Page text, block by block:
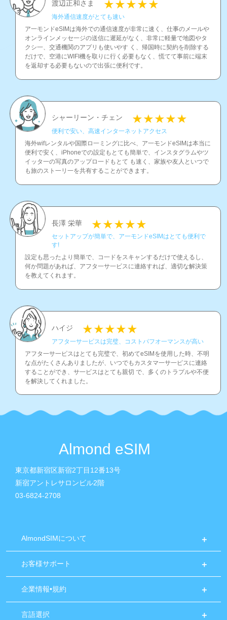
渡辺正和さま
海外通信速度がとても速い
ア一モンドeSIMは海外での通信速度が非常に速く、仕事のメ一ルや
オンラインメッセ一ジの送信に遲延がなく、非常に軽量で地図やタ
クシ一、交通機関のアプリも使いやす く、帰国時に契約を削除する
だけで、空港にWIFI機を取りに行く必要もなく、慌てて事前に端末
を返却する必要もないので出張に便利です。
シャーリーン・チェン
便利で安い、高速インタ一ネットアクセス
海外wifレンタルや国際ロ一ミングに比べ、ア一モンドeSIMは本当に
便利で安く、iPhoneでの設定もとても簡単で、インスタグラムやツ
イッタ一の写真のアップロ一ドもとて も速く、家族や友人といつで
も旅のスト一リ一を共有することができます。
長澤 栄華
セットアップが簡単で、ア一モンドeSIMはとても便利で
す!
設定も思ったより簡単で、コ一ドをスキャンするだけで使えるし、
何か問題があれば、アフタ一サ一ビスに連絡すれば、適切な解決策
を教えてくれます。
ハイジ
アフタ一サ一ピスは完璧、コストパフオ一マンスが高い
アフタ一サ一ピスはとても完璧で、初めてeSIMを使用した時、不明
な点がたくさんありましたが、いつでもカスタマ一サ一ピスに連絡
することができ、サ一ビスはとても親切 で、多くのトラプルや不便
を解決してくれました。
Almond eSIM
東京都新宿区新宿2丁目12番13号
新宿アントレサロンビル2階
03-6824-2708
AlmondSIMについて
お客様サポート
企業情報•規約
言語選択